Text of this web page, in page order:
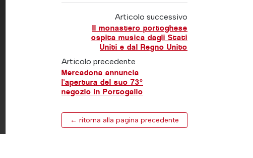
Articolo successivo
Il monastero portoghese
ospita musica dagli Stati
Uniti e dal Regno Unito
Articolo precedente
Mercadona annuncia
l'apertura del suo 73°
negozio in Portogallo
← ritorna alla pagina precedente